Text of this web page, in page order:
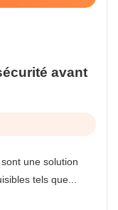
avant
une solution
tels que...